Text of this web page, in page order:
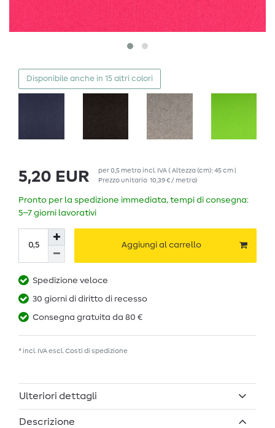
Disponibile anche in 15 altri colori
5,20 EUR per0,5 metroincl. IVA( Altezza (cm): 45 cm |
Prezzo unitario 10,39 € / metro)
Pronto per la spedizione immediata, tempi di consegna:
5–7 giorni lavorativi
Aggiungi al carrello
Spedizione veloce
30 giorni di diritto di recesso
Consegna gratuita da 80 €
* incl. IVA escl. Costi di spedizione
Ulteriori dettagli
Descrizione